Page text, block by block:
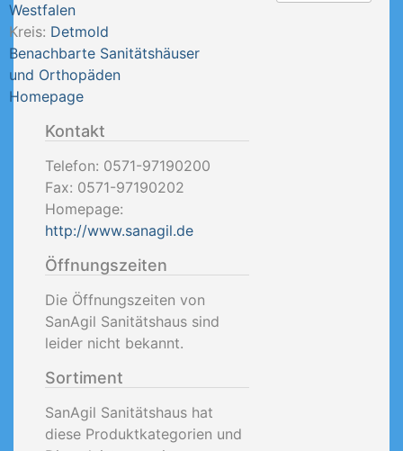
Westfalen
Kreis: Detmold
Benachbarte Sanitätshäuser
und Orthopäden
Homepage
Kontakt
Telefon: 0571-97190200
Fax: 0571-97190202
Homepage:
http://www.sanagil.de
Öffnungszeiten
Die Öffnungszeiten von
SanAgil Sanitätshaus sind
leider nicht bekannt.
Sortiment
SanAgil Sanitätshaus hat
diese Produktkategorien und